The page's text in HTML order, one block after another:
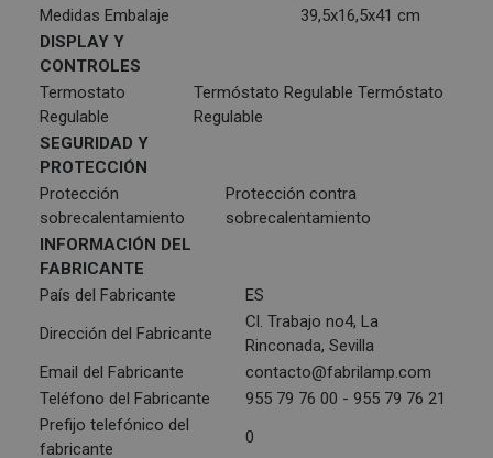
Medidas Embalaje
39,5x16,5x41 cm
DISPLAY Y
CONTROLES
Termostato
Regulable
Termóstato Regulable Termóstato
Regulable
SEGURIDAD Y
PROTECCIÓN
Protección
sobrecalentamiento
Protección contra
sobrecalentamiento
INFORMACIÓN DEL
FABRICANTE
País del Fabricante
ES
Dirección del Fabricante
Cl. Trabajo no4, La
Rinconada, Sevilla
Email del Fabricante
contacto@fabrilamp.com
Teléfono del Fabricante
955 79 76 00 - 955 79 76 21
Prefijo telefónico del
fabricante
0